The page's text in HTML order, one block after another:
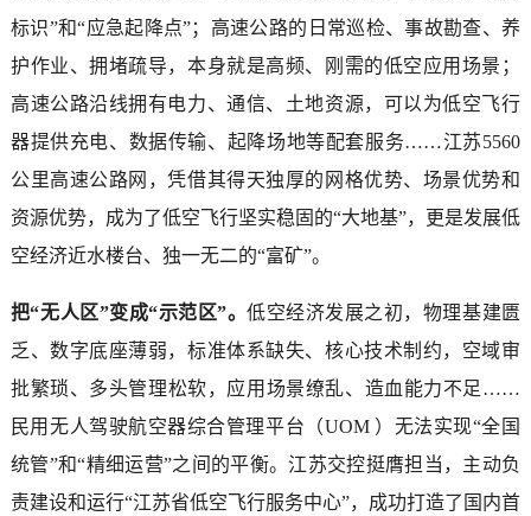
标识”和“应急起降点”；高速公路的日常巡检、事故勘查、养
护作业、拥堵疏导，本身就是高频、刚需的低空应用场景；
高速公路沿线拥有电力、通信、土地资源，可以为低空飞行
器提供充电、数据传输、起降场地等配套服务……江苏5560
公里高速公路网，凭借其得天独厚的网格优势、场景优势和
资源优势，成为了低空飞行坚实稳固的“大地基”，更是发展低
空经济近水楼台、独一无二的“富矿”。
把“无人区”变成“示范区”。低空经济发展之初，物理基建匮
乏、数字底座薄弱，标准体系缺失、核心技术制约，空域审
批繁琐、多头管理松软，应用场景缭乱、造血能力不足……
民用无人驾驶航空器综合管理平台（UOM ）无法实现“全国
统管”和“精细运营”之间的平衡。江苏交控挺膺担当，主动负
责建设和运行“江苏省低空飞行服务中心”，成功打造了国内首